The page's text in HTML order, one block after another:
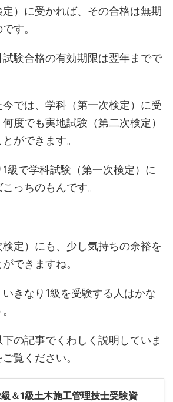
）に受かれば、その合格は無期
す。
験合格の有効期限は翌年までで
今では、学科（第一次検定）に受
度でも実地試験（第二次検定）
ができます。
級で学科試験（第一次検定）に
っちのもんです。
定）にも、少し気持ちの余裕を
できますね。
きなり1級を受験する人はかな
の記事でくわしく説明していま
覧ください。
＆1級土木施工管理技士受験資